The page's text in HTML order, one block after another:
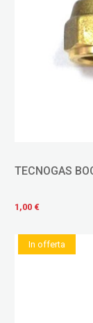
TECNOGAS
1,00 €
In offerta